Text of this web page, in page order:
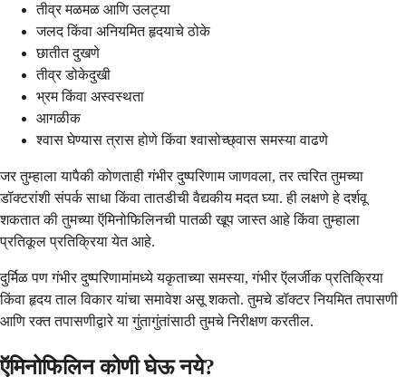
तीव्र मळमळ आणि उलट्या
जलद किंवा अनियमित हृदयाचे ठोके
छातीत दुखणे
तीव्र डोकेदुखी
भ्रम किंवा अस्वस्थता
आगळीक
श्वास घेण्यास त्रास होणे किंवा श्वासोच्छ्वास समस्या वाढणे
जर तुम्हाला यापैकी कोणताही गंभीर दुष्परिणाम जाणवला, तर त्वरित तुमच्या
डॉक्टरांशी संपर्क साधा किंवा तातडीची वैद्यकीय मदत घ्या. ही लक्षणे हे दर्शवू
शकतात की तुमच्या ऍमिनोफिलिनची पातळी खूप जास्त आहे किंवा तुम्हाला
प्रतिकूल प्रतिक्रिया येत आहे.
दुर्मिळ पण गंभीर दुष्परिणामांमध्ये यकृताच्या समस्या, गंभीर ऍलर्जीक प्रतिक्रिया
किंवा हृदय ताल विकार यांचा समावेश असू शकतो. तुमचे डॉक्टर नियमित तपासणी
आणि रक्त तपासणीद्वारे या गुंतागुंतांसाठी तुमचे निरीक्षण करतील.
ऍमिनोफिलिन कोणी घेऊ नये?